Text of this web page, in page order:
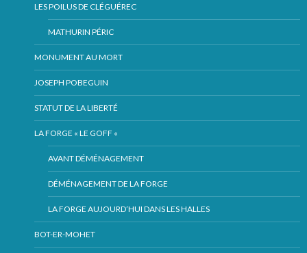
LES POILUS DE CLÉGUÉREC
MATHURIN PÉRIC
MONUMENT AU MORT
JOSEPH POBEGUIN
STATUT DE LA LIBERTÉ
LA FORGE « LE GOFF «
AVANT DÉMÉNAGEMENT
DÉMÉNAGEMENT DE LA FORGE
LA FORGE AUJOURD’HUI DANS LES HALLES
BOT-ER-MOHET